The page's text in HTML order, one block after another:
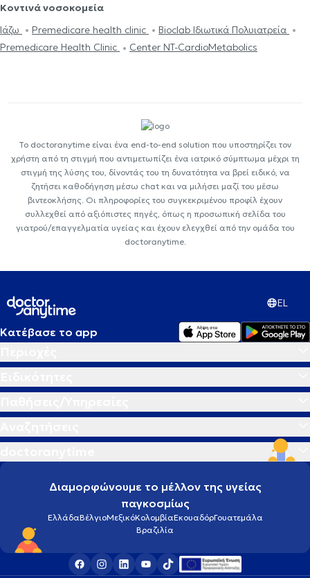
Κοντινά νοσοκομεία
Ιάζω
Premedicare health clinic
Bioclab Ιδιωτικά Πολυιατρεία
Premedicare Health Clinic
Center NT-CardioMetabolics
Το doctoranytime είναι ένα end-to-end solution που υποστηρίζει τον
χρήστη από τη στιγμή που αντιμετωπίζει ένα ιατρικό σύμπτωμα μέχρι τη
στιγμή της λύσης του, δίνοντάς του τη δυνατότητα να βρεί ειδικό, να
ζητήσει καθοδήγηση μέσω chat και να μιλήσει μαζί του μέσω
βιντεοκλήσης. Οι πληροφορίες του συγκεκριμένου προφίλ έχουν
συλλεχθεί από αξιόπιστες πηγές, όπως η προσωπική σελίδα του
γιατρού/επαγγελματία υγείας και έχουν ελεγχθεί από την ομάδα του
doctoranytime.
EL
Κατέβασε το app
Διαμορφώνουμε το μέλλον της υγείας
παγκοσμίως
ΕλλάδαΒέλγιοΜεξικόΚολομβίαΕκουαδόρΓουατεμάλα
Βραζιλία